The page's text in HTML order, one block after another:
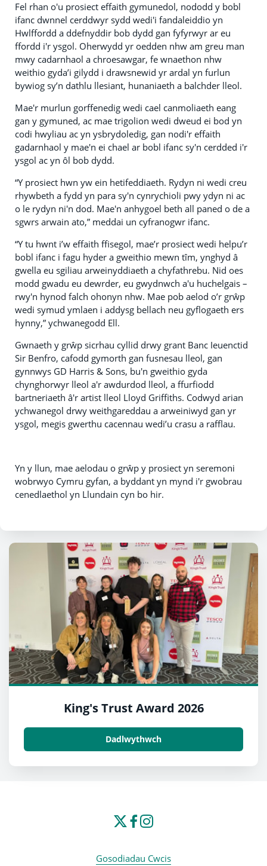
Fel rhan o'u prosiect effaith gymunedol, nododd y bobl
ifanc dwnnel cerddwyr sydd wedi'i fandaleiddio yn
Hwlffordd a ddefnyddir bob dydd gan fyfyrwyr ar eu
ffordd i'r ysgol. Oherwydd yr oedden nhw am greu man
mwy cadarnhaol a chroesawgar, fe wnaethon nhw
weithio gyda’i gilydd i drawsnewid yr ardal yn furlun
bywiog sy’n dathlu llesiant, hunaniaeth a balchder lleol.
Mae'r murlun gorffenedig wedi cael canmoliaeth eang
gan y gymuned, ac mae trigolion wedi dweud ei bod yn
codi hwyliau ac yn ysbrydoledig, gan nodi'r effaith
gadarnhaol y mae'n ei chael ar bobl ifanc sy'n cerdded i'r
ysgol ac yn ôl bob dydd.
“Y prosiect hwn yw ein hetifeddiaeth. Rydyn ni wedi creu
rhywbeth a fydd yn para sy'n cynrychioli pwy ydyn ni ac
o le rydyn ni'n dod. Mae'n anhygoel beth all paned o de a
sgwrs arwain ato,” meddai un cyfranogwr ifanc.
“Y tu hwnt i’w effaith ffisegol, mae’r prosiect wedi helpu’r
bobl ifanc i fagu hyder a gweithio mewn tîm, ynghyd â
gwella eu sgiliau arweinyddiaeth a chyfathrebu. Nid oes
modd gwadu eu dewrder, eu gwydnwch a'u huchelgais –
rwy'n hynod falch ohonyn nhw. Mae pob aelod o’r grŵp
wedi symud ymlaen i addysg bellach neu gyflogaeth ers
hynny,” ychwanegodd Ell.
Gwnaeth y grŵp sicrhau cyllid drwy grant Banc Ieuenctid
Sir Benfro, cafodd gymorth gan fusnesau lleol, gan
gynnwys GD Harris & Sons, bu'n gweithio gyda
chynghorwyr lleol a'r awdurdod lleol, a ffurfiodd
bartneriaeth â'r artist lleol Lloyd Griffiths. Codwyd arian
ychwanegol drwy weithgareddau a arweiniwyd gan yr
ysgol, megis gwerthu cacennau wedi’u crasu a rafflau.
Yn y llun, mae aelodau o grŵp y prosiect yn seremoni
wobrwyo Cymru gyfan, a byddant yn mynd i'r gwobrau
cenedlaethol yn Llundain cyn bo hir.
King's Trust Award 2026
Dadlwythwch
Gosodiadau Cwcis